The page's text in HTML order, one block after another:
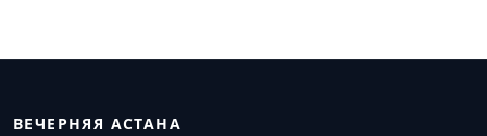
ВЕЧЕРНЯЯ АСТАНА